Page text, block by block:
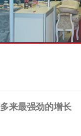
来最强劲的增长